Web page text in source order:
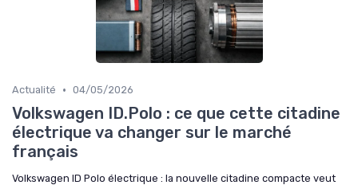
Actualité • 04/05/2026
Volkswagen ID.Polo : ce que cette citadine
électrique va changer sur le marché
français
Volkswagen ID Polo électrique : la nouvelle citadine compacte veut